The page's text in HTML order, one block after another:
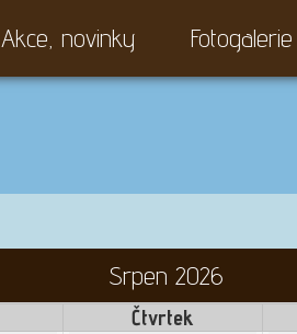
Akce, novinky Fotogalerie
Srpen 2026
Čtvrtek